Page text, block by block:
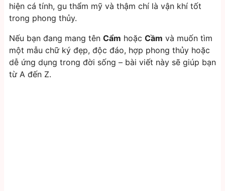
hiện cá tính, gu thẩm mỹ và thậm chí là vận khí tốt
trong phong thủy.
Nếu bạn đang mang tên Cẩm hoặc Cầm và muốn tìm
một mẫu chữ ký đẹp, độc đáo, hợp phong thủy hoặc
dễ ứng dụng trong đời sống – bài viết này sẽ giúp bạn
từ A đến Z.